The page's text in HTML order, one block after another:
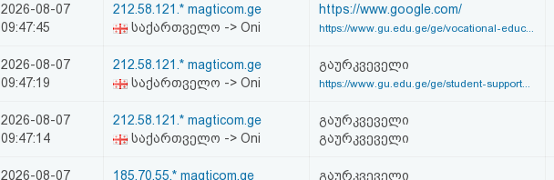
2026-08-07
09:47:45
212.58.121.* magticom.ge
საქართველო -> Oni
https://www.google.com/
https://www.gu.edu.ge/ge/vocational-educ...
2026-08-07
09:47:19
212.58.121.* magticom.ge
საქართველო -> Oni
გაურკვეველი
https://www.gu.edu.ge/ge/student-support...
2026-08-07
09:47:14
212.58.121.* magticom.ge
საქართველო -> Oni
გაურკვეველი
გაურკვეველი
2026-08-07
185.70.55.* magticom.ge
გაურკვეველი